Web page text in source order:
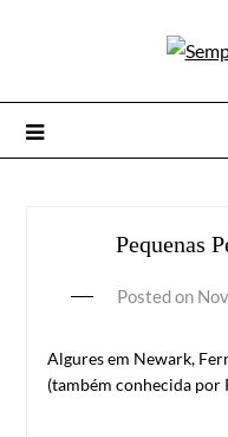
Pequenas
Posted on
Algures em Newark,
(também conhecida por